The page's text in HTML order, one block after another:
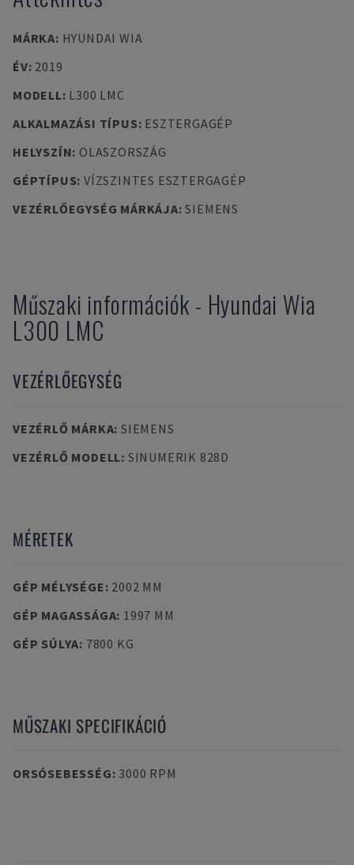
MÁRKA: HYUNDAI WIA
ÉV: 2019
MODELL: L300 LMC
ALKALMAZÁSI TÍPUS: ESZTERGAGÉP
HELYSZÍN: OLASZORSZÁG
GÉPTÍPUS: VÍZSZINTES ESZTERGAGÉP
VEZÉRLŐEGYSÉG MÁRKÁJA:SIEMENS
Műszaki információk - Hyundai Wia
L300 LMC
VEZÉRLŐEGYSÉG
VEZÉRLŐ MÁRKA: SIEMENS
VEZÉRLŐ MODELL: SINUMERIK 828D
MÉRETEK
GÉP MÉLYSÉGE: 2002 MM
GÉP MAGASSÁGA: 1997 MM
GÉP SÚLYA: 7800 KG
MŰSZAKI SPECIFIKÁCIÓ
ORSÓSEBESSÉG: 3000 RPM